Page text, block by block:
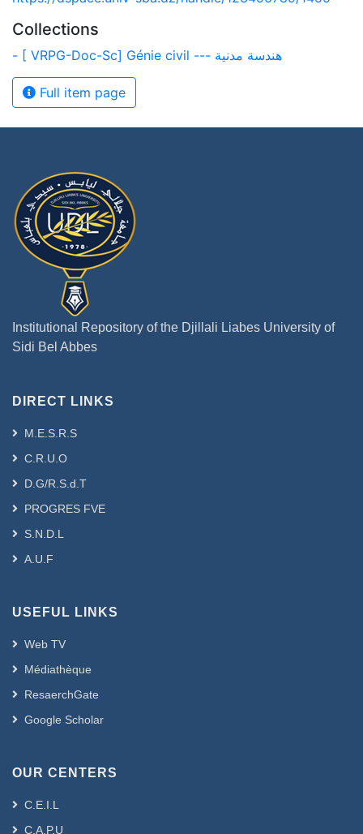
Collections
- [ VRPG-Doc-Sc] Génie civil --- هندسة مدنية
Full item page
Institutional Repository of the Djillali Liabes University of
Sidi Bel Abbes
DIRECT LINKS
M.E.S.R.S
C.R.U.O
D.G/R.S.d.T
PROGRES FVE
S.N.D.L
A.U.F
USEFUL LINKS
Web TV
Médiathèque
ResaerchGate
Google Scholar
OUR CENTERS
C.E.I.L
C.A.P.U